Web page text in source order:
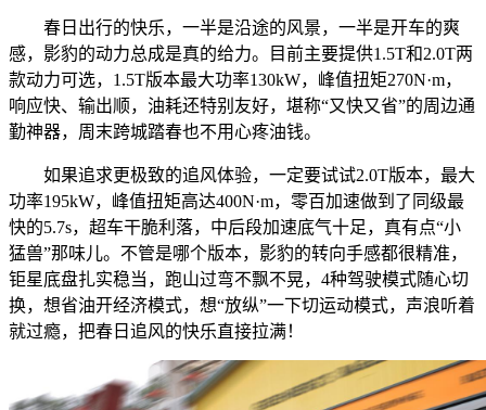
春日出行的快乐，一半是沿途的风景，一半是开车的爽
感，影豹的动力总成是真的给力。目前主要提供1.5T和2.0T两
款动力可选，1.5T版本最大功率130kW，峰值扭矩270N·m，
响应快、输出顺，油耗还特别友好，堪称“又快又省”的周边通
勤神器，周末跨城踏春也不用心疼油钱。
如果追求更极致的追风体验，一定要试试2.0T版本，最大
功率195kW，峰值扭矩高达400N·m，零百加速做到了同级最
快的5.7s，超车干脆利落，中后段加速底气十足，真有点“小
猛兽”那味儿。不管是哪个版本，影豹的转向手感都很精准，
钜星底盘扎实稳当，跑山过弯不飘不晃，4种驾驶模式随心切
换，想省油开经济模式，想“放纵”一下切运动模式，声浪听着
就过瘾，把春日追风的快乐直接拉满！